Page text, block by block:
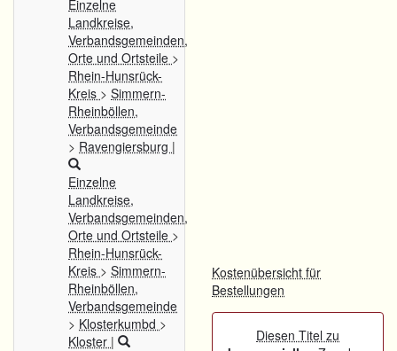
Einzelne
Landkreise,
Verbandsgemeinden,
Orte und Ortsteile >
Rhein-Hunsrück-
Kreis > Simmern-
Rheinböllen,
Verbandsgemeinde
> Ravengiersburg |
Einzelne
Landkreise,
Verbandsgemeinden,
Orte und Ortsteile >
Rhein-Hunsrück-
Kreis > Simmern-
Rheinböllen,
Verbandsgemeinde
> Klosterkumbd >
Kloster |
Kostenübersicht für
Bestellungen
Diesen Titel zu